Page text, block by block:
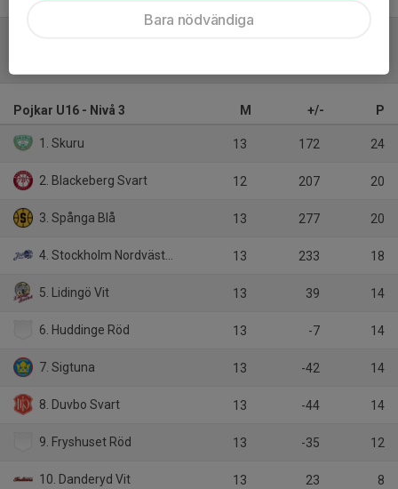
Pojkar U16 - Nivå 3 M +/- P
1. Skuru 13 172 24
2. Blackeberg Svart 12 207 20
3. Spånga Blå 13 277 20
4. Stockholm Nordväst Blå 13 233 18
5. Lidingö Vit 13 39 14
6. Huddinge Röd 13 -7 14
7. Sigtuna 13 -42 14
8. Duvbo Svart 13 -44 14
9. Fryshuset Röd 13 -35 12
10. Danderyd Vit 13 23 8
Bara nödvändiga